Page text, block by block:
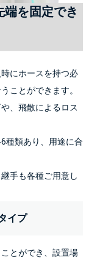
を固定でき
にホースを持つ必
ことができます。
、飛散によるロス
種類あり、用途に合
手も各種ご用意し
イプ
とができ、設置場